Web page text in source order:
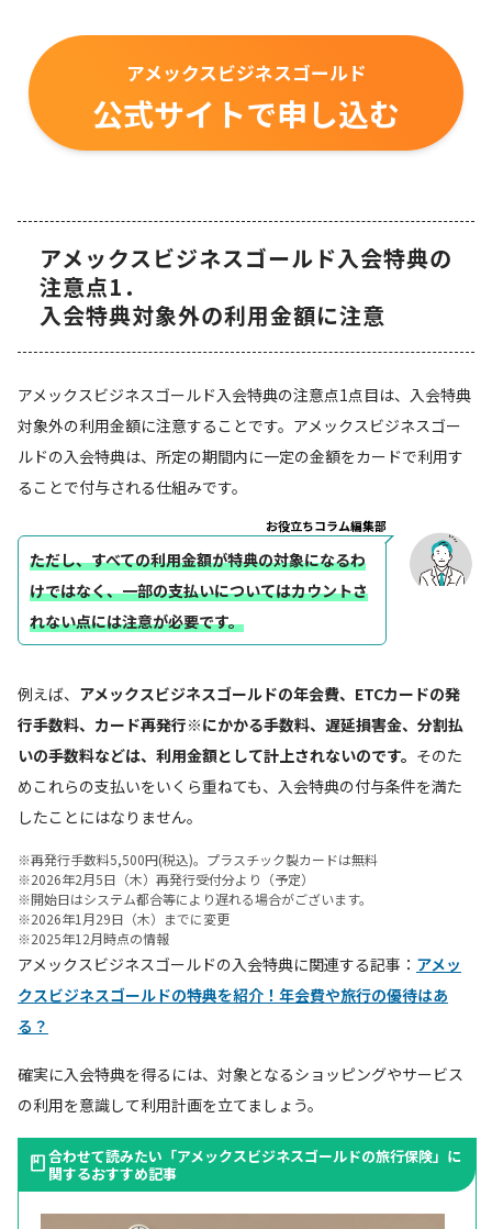
アメックスビジネスゴールド
公式サイトで申し込む
アメックスビジネスゴールド入会特典の
注意点1．
入会特典対象外の利用金額に注意
アメックスビジネスゴールド入会特典の注意点1点目は、入会特典
対象外の利用金額に注意することです。アメックスビジネスゴー
ルドの入会特典は、所定の期間内に一定の金額をカードで利用す
ることで付与される仕組みです。
お役立ちコラム編集部
ただし、すべての利用金額が特典の対象になるわ
けではなく、一部の支払いについてはカウントさ
れない点には注意が必要です。
例えば、 アメックスビジネスゴールドの年会費、ETCカードの発
行手数料、カード再発行※にかかる手数料、遅延損害金、分割払
いの手数料などは、利用金額として計上されないのです。 そのた
めこれらの支払いをいくら重ねても、入会特典の付与条件を満た
したことにはなりません。
※再発行手数料5,500円(税込)。プラスチック製カードは無料
※2026年2月5日（木）再発行受付分より（予定）
※開始日はシステム都合等により遅れる場合がございます。
※2026年1月29日（木）までに変更
※2025年12月時点の情報
アメックスビジネスゴールドの入会特典に関連する記事： アメッ
クスビジネスゴールドの特典を紹介！年会費や旅行の優待はあ
る？
確実に入会特典を得るには、対象となるショッピングやサービス
の利用を意識して利用計画を立てましょう。
合わせて読みたい「アメックスビジネスゴールドの旅行保険」に
関するおすすめ記事